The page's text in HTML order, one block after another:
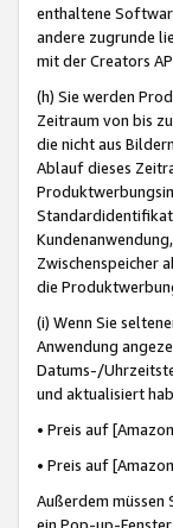
enthaltene
andere zugrunde
mit der Creators
(h) Sie werden
Zeitraum von bis
die nicht aus
Ablauf dieses
Zwischenspeicher
die
(i) Wenn Sie
Anwendung
Datums-/
und aktualisiert
• Preis auf
• Preis auf
Außerdem müssen
ein Pop-up-